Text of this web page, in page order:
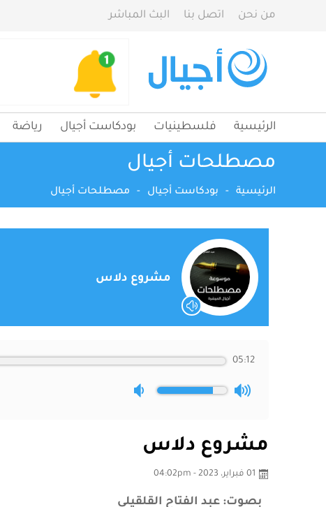
من نحن اتصل بنا البث المباشر
الرئيسية فلسطينيات بودكاست أجيال رياضة
مصطلحات أجيال
الرئيسية - بودكاست أجيال - مصطلحات أجيال
مشروع دلاس
05:12
مشروع دلاس
01 فبراير، 2023 - 04:02pm
بصوت: عبد الفتاح القلقيلي